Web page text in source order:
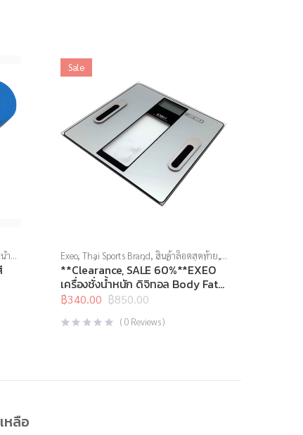
ำ,
Sale
Exeo,Thai Sports Brand, สินค้าล็อตสุดท้าย,
อุปกรณ์เพื่อสุขภาพ,เครื่องชั่งน้ำหนัก,เครื่องชั่ง
น้ำหนักวัดไขมัน
**Clearance, SALE 60%**EXEO
เครื่องชั่งน้ำหนัก ดิจิทอล Body Fat
EF972
฿850.00
Original
price
was:
฿340.00
Current
price
is:
(0 Reviews )
หลือ